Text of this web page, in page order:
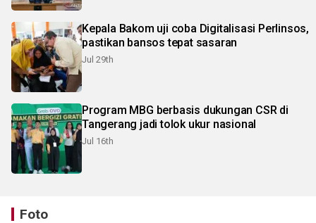
Kepala Bakom uji coba Digitalisasi Perlinsos,
pastikan bansos tepat sasaran
Jul 29th
Program MBG berbasis dukungan CSR di
Tangerang jadi tolok ukur nasional
Jul 16th
Foto